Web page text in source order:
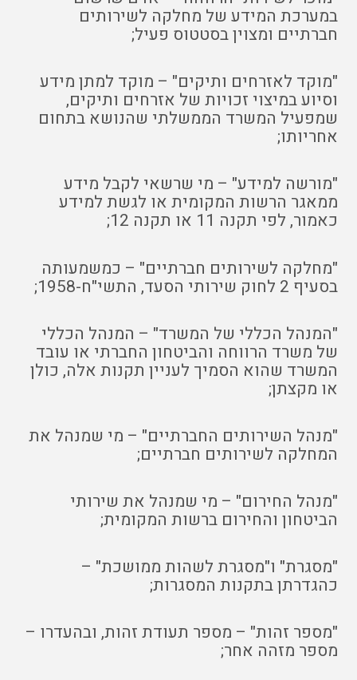
במערכת המידע של מחלקה לשירותים
חברתיים ומצוין בסטטוס פעיל;
"מוקד לאזרחים ותיקים" – מוקד למתן מידע
וסיוע במיצוי זכויות של אזרחים ותיקים,
שמפעיל המשרד הממשלתי שהנושא בתחום
אחריותו;
"מורשה למידע" – מי שרשאי לקבל מידע
ממאגר הרשות המקומית או לגשת למידע
כאמור, לפי תקנה 11 או תקנה 12;
"מחלקה לשירותים חברתיים" – כמשמעותה
בסעיף 2 לחוק שירותי הסעד, התשי"ח-1958;
"המנהל הכללי של המשרד" – המנהל הכללי
של משרד הרווחה והביטחון החברתי או עובד
המשרד שהוא הסמיך לעניין תקנות אלה, כולן
או מקצתן;
"מנהל השירותים החברתיים" – מי שמנהל את
המחלקה לשירותים חברתיים;
"מנהל החירום" – מי שמנהל את שירותי
הביטחון והחירום ברשות המקומית;
"מסגרת" ו"מסגרת לשהות ממושכת" –
כהגדרתן בתקנות המסגרות;
"מספר זהות" – מספר תעודת זהות, ובהעדרו –
מספר מזהה אחר;